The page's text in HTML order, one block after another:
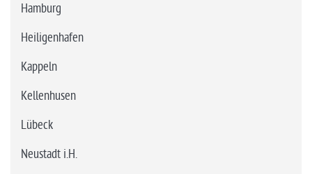
Hamburg
Heiligenhafen
Kappeln
Kellenhusen
Lübeck
Neustadt i.H.